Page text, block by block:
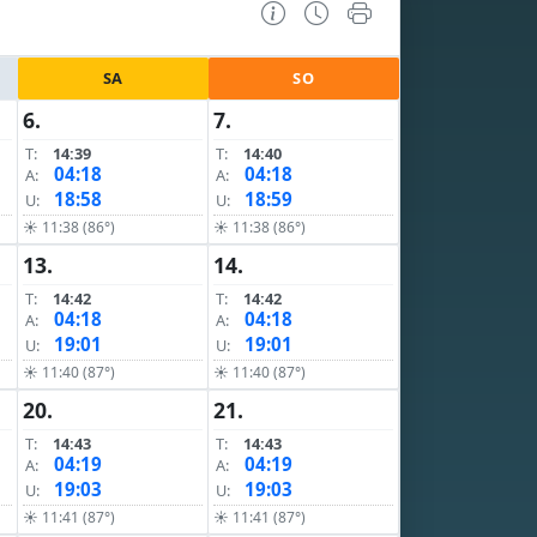
SA SO
6.
T:
14:39
A:
04:18
U: 18:58
☀ 11:38 (86°)
7.
T:
14:40
A:
04:18
U: 18:59
☀ 11:38 (86°)
13.
T:
14:42
A:
04:18
U: 19:01
☀ 11:40 (87°)
14.
T:
14:42
A:
04:18
U: 19:01
☀ 11:40 (87°)
20.
T:
14:43
A:
04:19
U: 19:03
☀ 11:41 (87°)
21.
T:
14:43
A:
04:19
U: 19:03
☀ 11:41 (87°)